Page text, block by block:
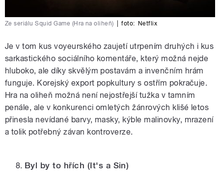
Ze seriálu Squid Game (Hra na oliheň) foto: Netflix
Je v tom kus voyeurského zaujetí utrpením druhých i kus
sarkastického sociálního komentáře, který možná nejde
hluboko, ale díky skvělým postavám a invenčním hrám
funguje. Korejský export popkultury s ostřím pokračuje.
Hra na oliheň možná není nejostřejší tužka v tamním
penále, ale v konkurenci omletých žánrových klišé letos
přinesla nevídané barvy, masky, kýble malinovky, mrazení
a tolik potřebný závan kontroverze.
Byl by to hřích (It's a Sin)